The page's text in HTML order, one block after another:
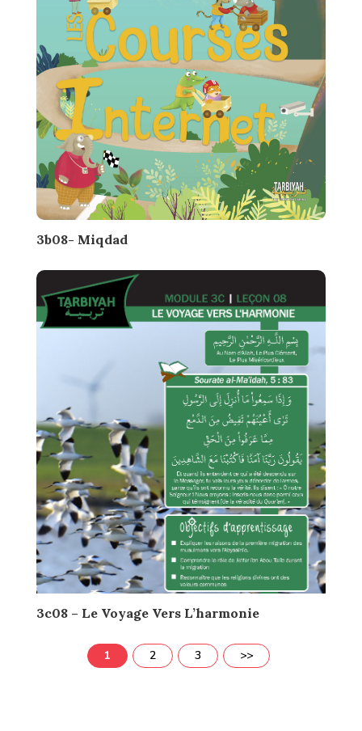
3b08- Miqdad
3c08 – Le Voyage Vers L’harmonie
1 2 3 >>